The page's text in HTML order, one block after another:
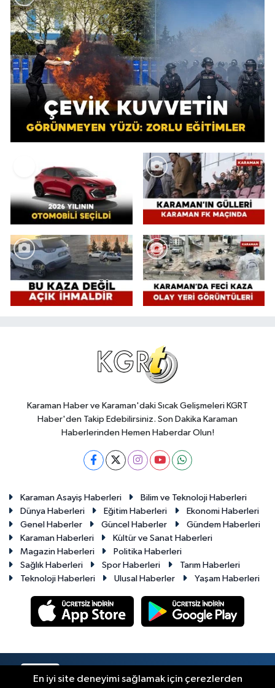
Karaman Haber ve Karaman'daki Sıcak Gelişmeleri KGRT
Haber'den Takip Edebilirsiniz. Son Dakika Karaman
Haberlerinden Hemen Haberdar Olun!
Karaman Asayiş Haberleri
Bilim ve Teknoloji Haberleri
Dünya Haberleri
Eğitim Haberleri
Ekonomi Haberleri
Genel Haberler
Güncel Haberler
Gündem Haberleri
Karaman Haberleri
Kültür ve Sanat Haberleri
Magazin Haberleri
Politika Haberleri
Sağlık Haberleri
Spor Haberleri
Tarım Haberleri
Teknoloji Haberleri
Ulusal Haberler Yaşam Haberleri
En iyi site deneyimi sağlamak için çerezlerden